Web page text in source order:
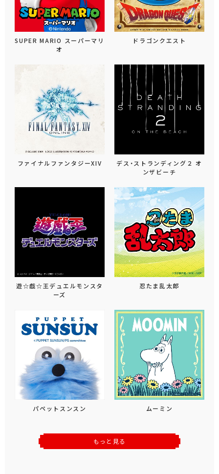
SUPER MARIO スーパーマリ
オ
ドラゴンクエスト
ファイナルファンタジーXIV
デス・ストランディング２ オ
ンザビーチ
遊☆戯☆王デュエルモンスタ
ーズ
忍たま乱太郎
パペットスンスン ムーミン
もっと見る